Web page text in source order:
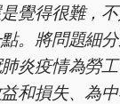
覺得很難，
。將問題細
炎疫情為勞
和損失、為